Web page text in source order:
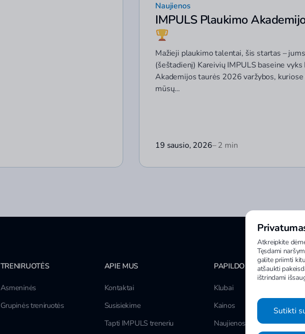
Naujienos
IMPULS Plaukimo
Mažieji plaukimo talentai, šis startas –
(šeštadienį) Kareivių IMPULS baseine
Akademijos taurės 2026 varžybos,
mūsų…
19 sausio, 2026– 2 min
TRENIRUOTĖS
Asmeninės
Grupinės treniruotės
APIE MUS
Kontaktai
Susisiekime
Tapti IMPULS treneriu
PAPILDOMA INFORMACIJA
Klubai
Kainos
Naujienos
Atkreipkite
Tęsdami
galite priimti
atšaukti
ištrindami
Sutikti